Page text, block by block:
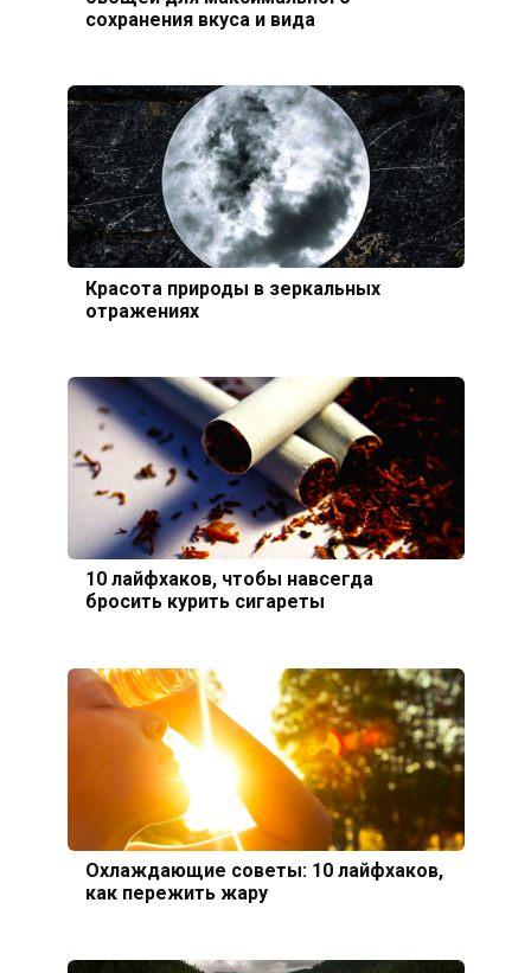
сохранения вкуса и вида
Красота природы в зеркальных
отражениях
10 лайфхаков, чтобы навсегда
бросить курить сигареты
Охлаждающие советы: 10 лайфхаков,
как пережить жару